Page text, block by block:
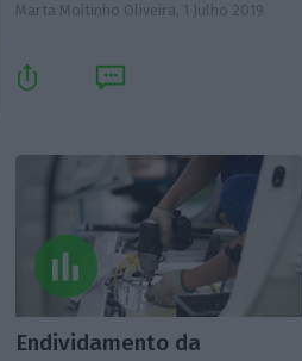
Marta Moitinho Oliveira, 1 Julho 2019
Endividamento da